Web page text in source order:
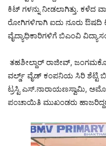
ಕಿಟ್ ಗಳನ್ನು ನೀಡಲಾಗಿತ್ತು.
ರೋಗಿಗಳಿಗಾಗಿ ಐದು ನೂರು ಔಷದಿ
ವೈದ್ಯಾಧಿಕಾರಿಗಳಿಗೆ ಬಿಎಂವಿ
ತಹಶೀಲ್ದಾರ್ ರಾಜೀವ್,
ವರ್ಲ್ಡ್ ವೈಡ್ ಕಂಪನಿಯ ಸಿರಿ ಶೆಟ್ಟಿ
ಟ್ರಸ್ಟಿ ಎಸ್.ನಾರಾಯಣಸ್ವಾಮಿ,
ಪಂಚಾಯಿತಿ ಮುಖಂಡರು